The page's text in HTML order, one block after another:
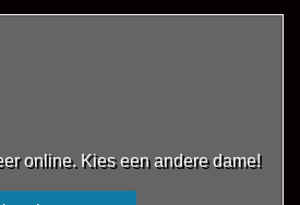
online. Kies een andere dame!